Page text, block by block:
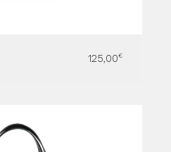
125,00€